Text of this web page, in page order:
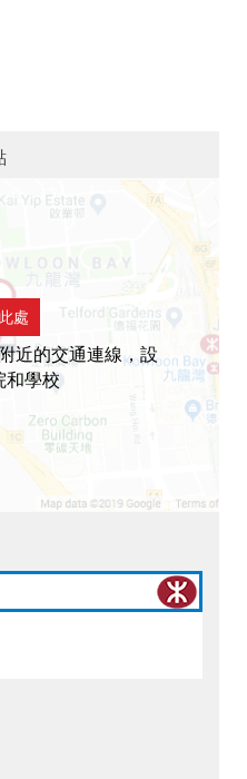
處
近的交通連線，設
和學校